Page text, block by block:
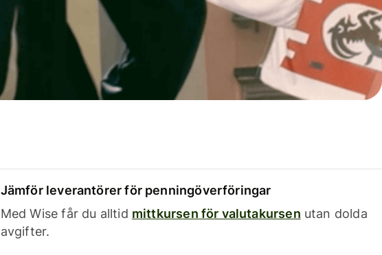
Jämför leverantörer för penningöverföringar
Med Wise får du alltid mittkursen för valutakursen utan dolda
avgifter.